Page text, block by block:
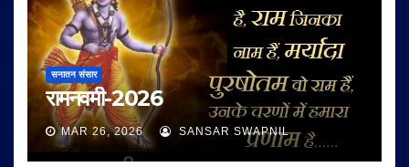
सनातन संसार
रामनवमी-2026
MAR 26, 2026 SANSAR SWAPNIL